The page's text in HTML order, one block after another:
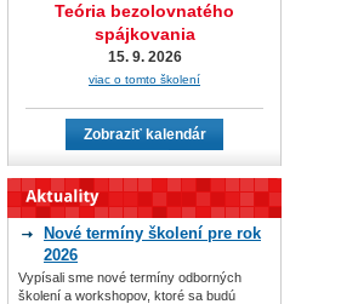
Teória bezolovnatého
spájkovania
15. 9. 2026
viac o tomto školení
Zobraziť kalendár
Nové termíny školení pre rok
2026
Vypísali sme nové termíny odborných
školení a workshopov, ktoré sa budú